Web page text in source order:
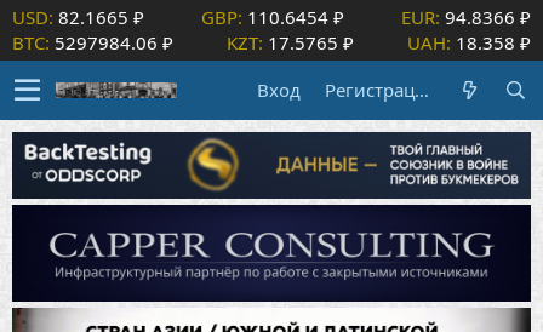
USD: 82.1665 ₽ GBP: 110.6454 ₽ EUR: 94.8366 ₽
BTC: 5297984.06 ₽ KZT: 17.5765 ₽ UAH: 18.358 ₽
Вход
Регистрация